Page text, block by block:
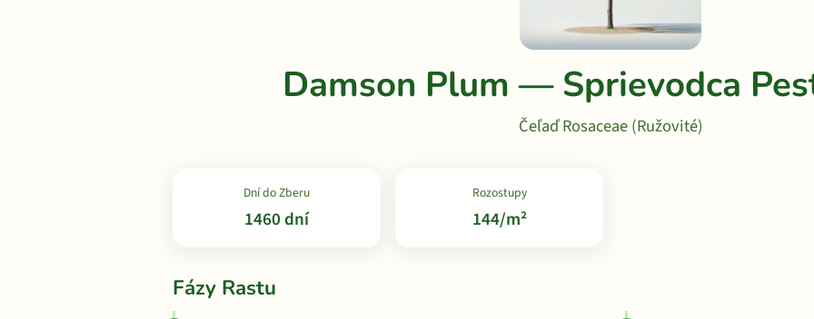
Damson Plum — Sprievodca
Čeľaď Rosaceae (Ružovité)
Dní do Zberu
1460 dní
Rozostupy
144/m²
Fázy Rastu